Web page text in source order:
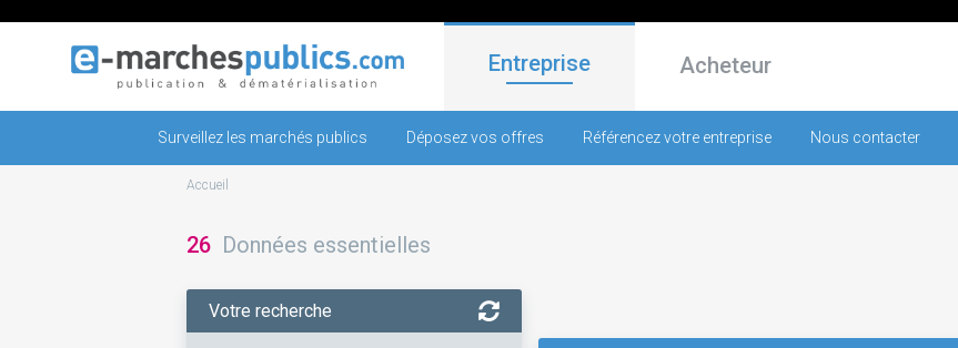
Entreprise Acheteur
Surveillez les marchés publics Déposez vos offres Référencez votre entreprise Nous contacter
Accueil
26 Données essentielles
Votre recherche